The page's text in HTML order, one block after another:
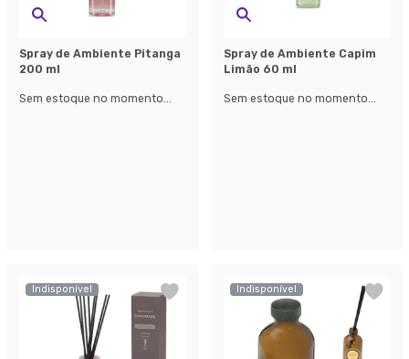
Spray de Ambiente Pitanga
200 ml
Sem estoque no momento...
Spray de Ambiente Capim
Limão 60 ml
Sem estoque no momento...
Indisponível Indisponível